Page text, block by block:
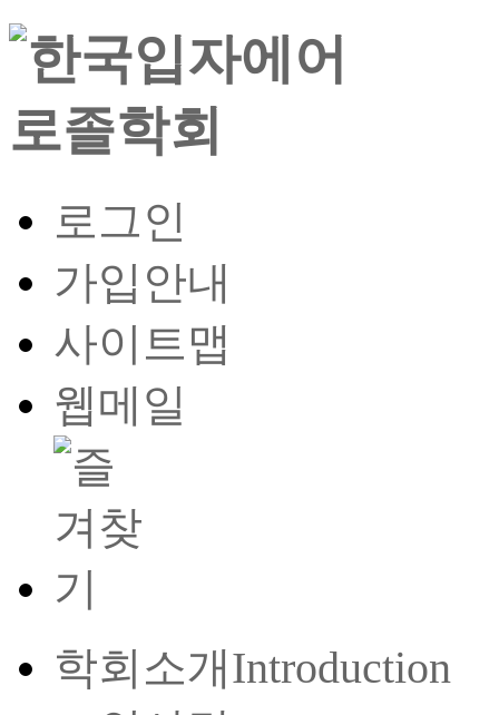
로그인
가입안내
사이트맵
웹메일
학회소개Introduction